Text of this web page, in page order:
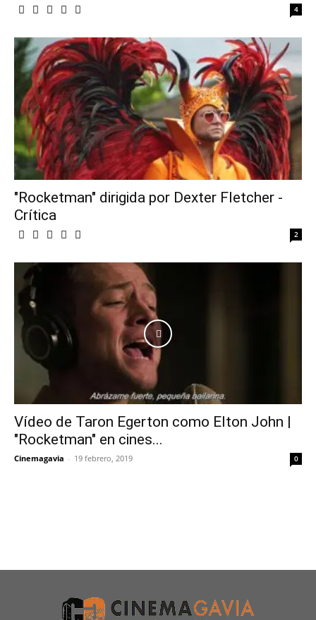
4
"Rocketman" dirigida por Dexter Fletcher -
Crítica
2
Vídeo de Taron Egerton como Elton John |
"Rocketman" en cines...
Cinemagavia - 19 febrero, 2019 0